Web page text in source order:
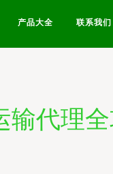
产品大全 联系我们
输代理